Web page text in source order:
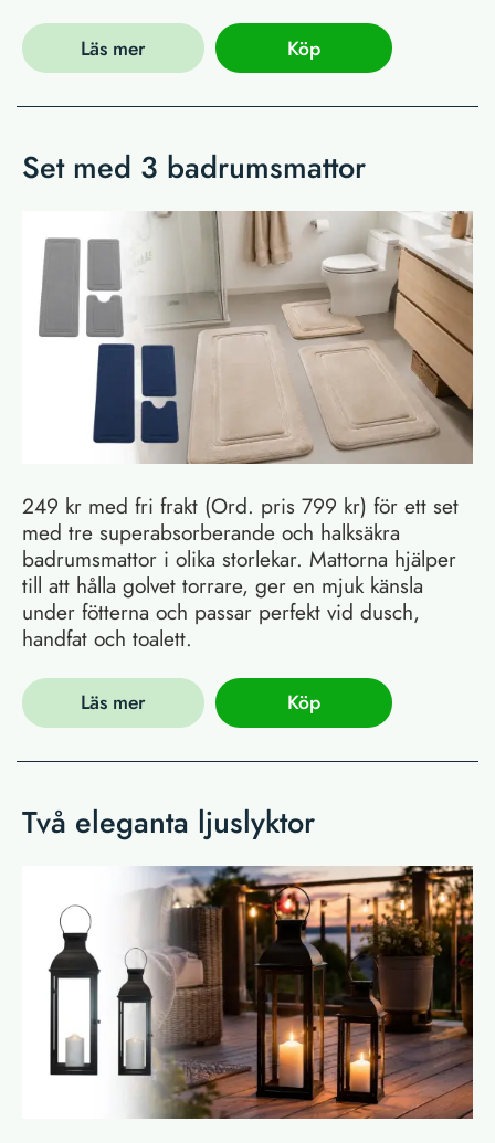
Läs mer Köp
Set med 3 badrumsmattor
249 kr med fri frakt (Ord. pris 799 kr) för ett set
med tre superabsorberande och halksäkra
badrumsmattor i olika storlekar. Mattorna hjälper
till att hålla golvet torrare, ger en mjuk känsla
under fötterna och passar perfekt vid dusch,
handfat och toalett.
Läs mer Köp
Två eleganta ljuslyktor